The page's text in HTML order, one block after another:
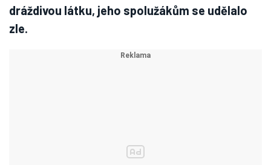
dráždivou látku, jeho spolužákům se udělalo
zle.